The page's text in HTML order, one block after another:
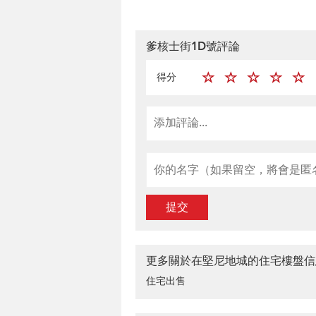
爹核士街1D號評論
得分
提交
更多關於在堅尼地城的住宅樓盤
住宅出售